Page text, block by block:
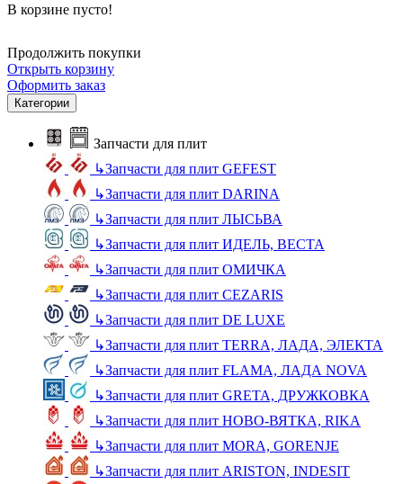
В корзине пусто!
Продолжить покупки
Открыть корзину
Оформить заказ
Категории
Запчасти для плит
↳Запчасти для плит GEFEST
↳Запчасти для плит DARINA
↳Запчасти для плит ЛЫСЬВА
↳Запчасти для плит ИДЕЛЬ, ВЕСТА
↳Запчасти для плит ОМИЧКА
↳Запчасти для плит CEZARIS
↳Запчасти для плит DE LUXE
↳Запчасти для плит TERRA, ЛАДА, ЭЛЕКТА
↳Запчасти для плит FLAMA, ЛАДА NOVA
↳Запчасти для плит GRETA, ДРУЖКОВКА
↳Запчасти для плит НОВО-ВЯТКА, RIKA
↳Запчасти для плит MORA, GORENJE
↳Запчасти для плит ARISTON, INDESIT